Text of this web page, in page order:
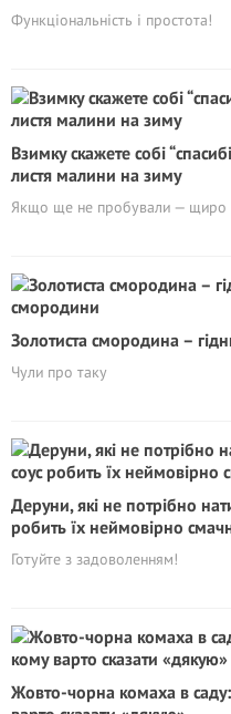
Функціональність і простота!
Взимку скажете собі
листя малини на зиму
Якщо ще не пробували — щиро
Золотиста смородина –
Чули про таку
Деруни, які не потрібно
робить їх неймовірно
Готуйте з задоволенням!
Жовто-чорна комаха в